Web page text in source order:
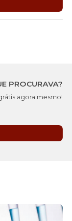
PROCURAVA?
agora mesmo!